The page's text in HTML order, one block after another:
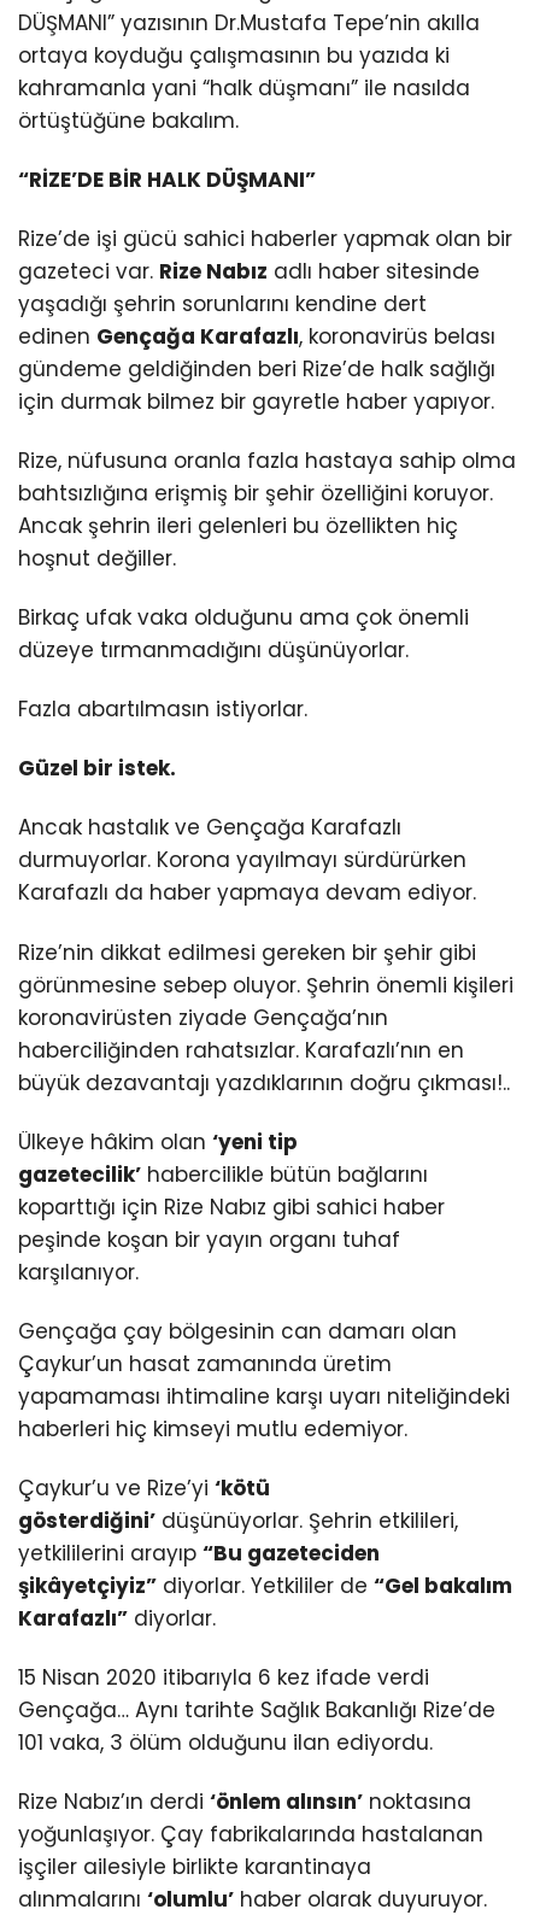
DÜŞMANI” yazısının Dr.Mustafa Tepe’nin akılla
ortaya koyduğu çalışmasının bu yazıda ki
kahramanla yani “halk düşmanı” ile nasılda
örtüştüğüne bakalım.
“RİZE’DE BİR HALK DÜŞMANI”
Rize’de işi gücü sahici haberler yapmak olan bir
gazeteci var. Rize Nabız adlı haber sitesinde
yaşadığı şehrin sorunlarını kendine dert
edinen Gençağa Karafazlı, koronavirüs belası
gündeme geldiğinden beri Rize’de halk sağlığı
için durmak bilmez bir gayretle haber yapıyor.
Rize, nüfusuna oranla fazla hastaya sahip olma
bahtsızlığına erişmiş bir şehir özelliğini koruyor.
Ancak şehrin ileri gelenleri bu özellikten hiç
hoşnut değiller.
Birkaç ufak vaka olduğunu ama çok önemli
düzeye tırmanmadığını düşünüyorlar.
Fazla abartılmasın istiyorlar.
Güzel bir istek.
Ancak hastalık ve Gençağa Karafazlı
durmuyorlar. Korona yayılmayı sürdürürken
Karafazlı da haber yapmaya devam ediyor.
Rize’nin dikkat edilmesi gereken bir şehir gibi
görünmesine sebep oluyor. Şehrin önemli kişileri
koronavirüsten ziyade Gençağa’nın
haberciliğinden rahatsızlar. Karafazlı’nın en
büyük dezavantajı yazdıklarının doğru çıkması!..
Ülkeye hâkim olan ‘yeni tip
gazetecilik’ habercilikle bütün bağlarını
koparttığı için Rize Nabız gibi sahici haber
peşinde koşan bir yayın organı tuhaf
karşılanıyor.
Gençağa çay bölgesinin can damarı olan
Çaykur’un hasat zamanında üretim
yapamaması ihtimaline karşı uyarı niteliğindeki
haberleri hiç kimseyi mutlu edemiyor.
Çaykur’u ve Rize’yi ‘kötü
gösterdiğini’ düşünüyorlar. Şehrin etkilileri,
yetkililerini arayıp “Bu gazeteciden
şikâyetçiyiz” diyorlar. Yetkililer de “Gel bakalım
Karafazlı” diyorlar.
15 Nisan 2020 itibarıyla 6 kez ifade verdi
Gençağa… Aynı tarihte Sağlık Bakanlığı Rize’de
101 vaka, 3 ölüm olduğunu ilan ediyordu.
Rize Nabız’ın derdi ‘önlem alınsın’ noktasına
yoğunlaşıyor. Çay fabrikalarında hastalanan
işçiler ailesiyle birlikte karantinaya
alınmalarını ‘olumlu’ haber olarak duyuruyor.